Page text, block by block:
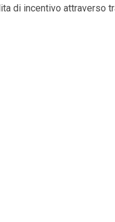
di incentivo attraverso